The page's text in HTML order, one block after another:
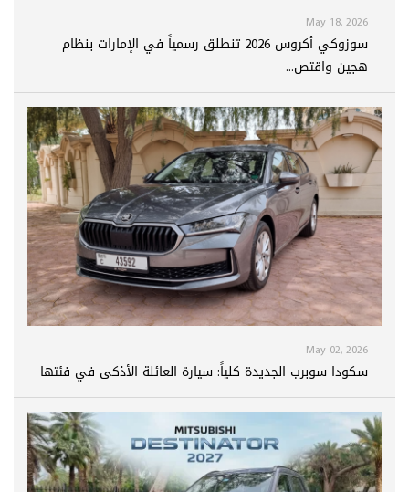
May 18, 2026
سوزوكي أكروس 2026 تنطلق رسمياً في الإمارات بنظام
هجين واقتص...
May 02, 2026
سكودا سوبرب الجديدة كلياً: سيارة العائلة الأذكى في فئتها